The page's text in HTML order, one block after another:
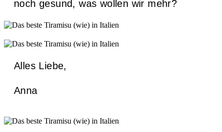
noch gesund, was wollen wir mehr?
Alles Liebe,
Anna